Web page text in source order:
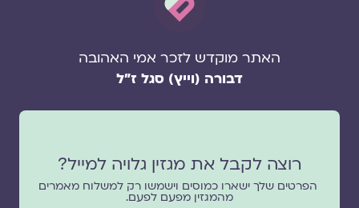
האתר מוקדש לזכר אמי האהובה
דבורה (וייץ) סגל ז"ל
רוצה לקבל את מגזין גלויה למייל?
הפרטים שלך ישארו כמוסים וישמשו רק למשלוח מאמרים
מהמגזין מפעם לפעם.